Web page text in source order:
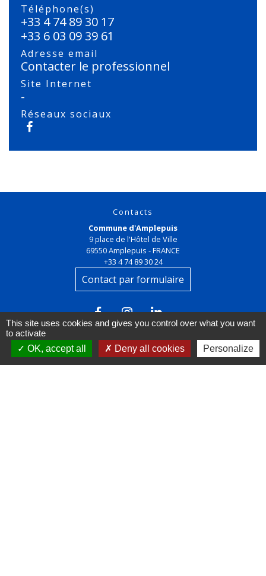
Téléphone(s)
+33 4 74 89 30 17
+33 6 03 09 39 61
Adresse email
Contacter le professionnel
Site Internet
-
Réseaux sociaux
Contacts
Commune d'Amplepuis
9 place de l'Hôtel de Ville
69550 Amplepuis - FRANCE
+33 4 74 89 30 24
Contact par formulaire
This site uses cookies and gives you control over what you want
to activate
OK, accept all
Deny all cookies Personalize